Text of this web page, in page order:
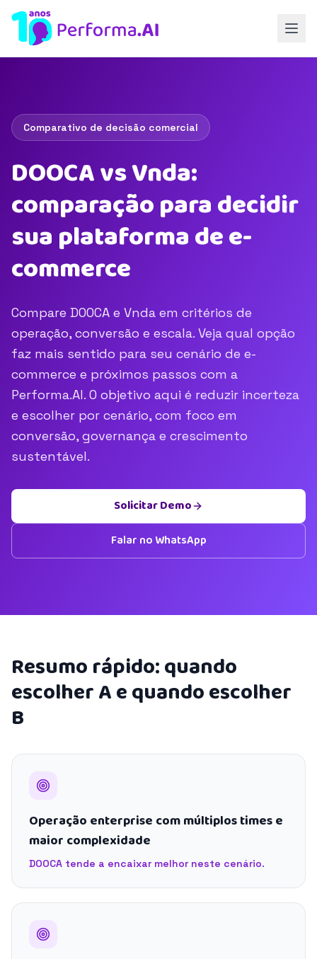
Comparativo de decisão comercial
DOOCA vs Vnda:
comparação para decidir
sua plataforma de e-
commerce
Compare DOOCA e Vnda em critérios de
operação, conversão e escala. Veja qual opção
faz mais sentido para seu cenário de e-
commerce e próximos passos com a
Performa.AI. O objetivo aqui é reduzir incerteza
e escolher por cenário, com foco em
conversão, governança e crescimento
sustentável.
Solicitar Demo
Falar no WhatsApp
Resumo rápido: quando
escolher A e quando escolher
B
Operação enterprise com múltiplos times e
maior complexidade
DOOCA tende a encaixar melhor neste cenário.